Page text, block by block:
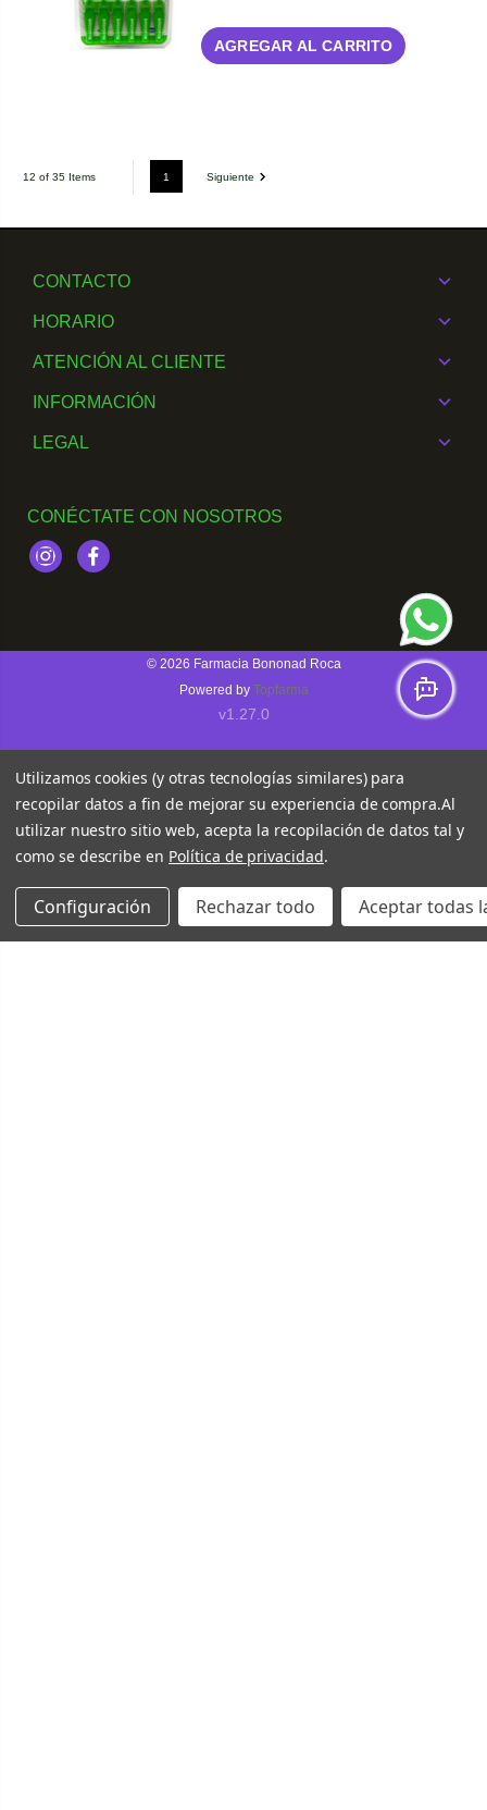
AGREGAR AL CARRITO
12 of 35 Items 1 Siguiente
CONTACTO
HORARIO
ATENCIÓN AL CLIENTE
INFORMACIÓN
LEGAL
CONÉCTATE CON NOSOTROS
InstagramFacebook
© 2026 Farmacia Bononad Roca
Powered by Topfarma
v1.27.0
Utilizamos cookies (y otras tecnologías similares) para
recopilar datos a fin de mejorar su experiencia de compra.Al
utilizar nuestro sitio web, acepta la recopilación de datos tal y
como se describe en Política de privacidad.
Configuración Rechazar todo Aceptar todas